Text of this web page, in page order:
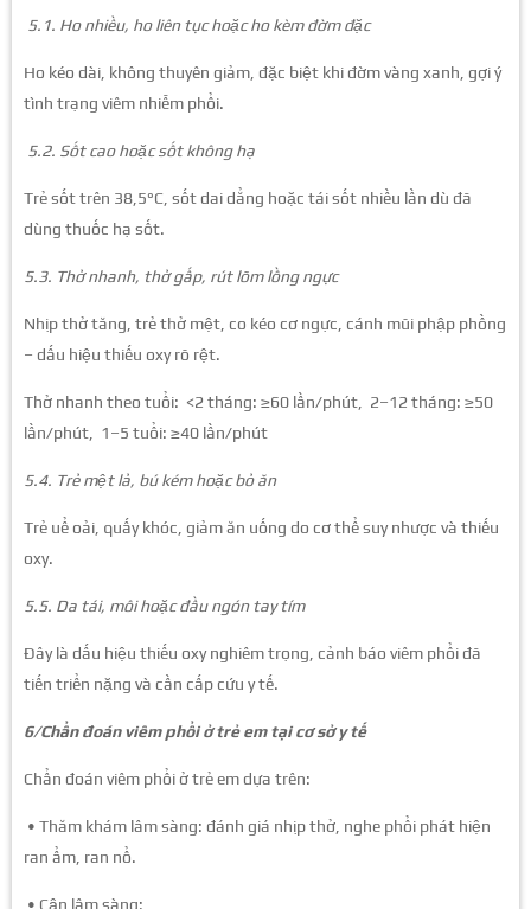
5.1. Ho nhiều, ho liên tục hoặc ho kèm đờm đặc
Ho kéo dài, không thuyên giảm, đặc biệt khi đờm vàng xanh, gợi ý
tình trạng viêm nhiễm phổi.
5.2. Sốt cao hoặc sốt không hạ
Trẻ sốt trên 38,5°C, sốt dai dẳng hoặc tái sốt nhiều lần dù đã
dùng thuốc hạ sốt.
5.3. Thở nhanh, thở gấp, rút lõm lồng ngực
Nhịp thở tăng, trẻ thở mệt, co kéo cơ ngực, cánh mũi phập phồng
– dấu hiệu thiếu oxy rõ rệt.
Thở nhanh theo tuổi: <2 tháng: ≥60 lần/phút, 2–12 tháng: ≥50
lần/phút, 1–5 tuổi: ≥40 lần/phút
5.4. Trẻ mệt lả, bú kém hoặc bỏ ăn
Trẻ uể oải, quấy khóc, giảm ăn uống do cơ thể suy nhược và thiếu
oxy.
5.5. Da tái, môi hoặc đầu ngón tay tím
Đây là dấu hiệu thiếu oxy nghiêm trọng, cảnh báo viêm phổi đã
tiến triển nặng và cần cấp cứu y tế.
6/Chẩn đoán viêm phổi ở trẻ em tại cơ sở y tế
Chẩn đoán viêm phổi ở trẻ em dựa trên:
• Thăm khám lâm sàng: đánh giá nhịp thở, nghe phổi phát hiện
ran ẩm, ran nổ.
• Cận lâm sàng: